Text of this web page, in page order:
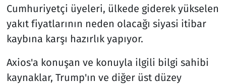
Cumhuriyetçi üyeleri, ülkede giderek yükselen
yakıt fiyatlarının neden olacağı siyasi itibar
kaybına karşı hazırlık yapıyor.
Axios'a konuşan ve konuyla ilgili bilgi sahibi
kaynaklar, Trump'ın ve diğer üst düzey
Televizyon